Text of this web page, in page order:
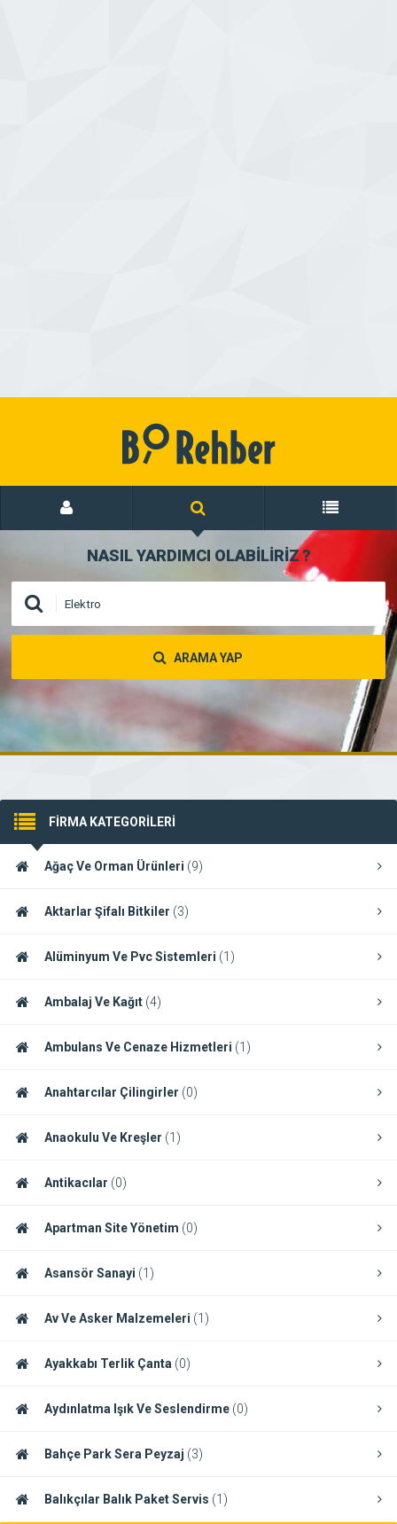
NASIL YARDIMCI OLABİLİRİZ?
ARAMA YAP
FİRMA KATEGORİLERİ
Ağaç Ve Orman Ürünleri (9)
Aktarlar Şifalı Bitkiler (3)
Alüminyum Ve Pvc Sistemleri (1)
Ambalaj Ve Kağıt (4)
Ambulans Ve Cenaze Hizmetleri (1)
Anahtarcılar Çilingirler (0)
Anaokulu Ve Kreşler (1)
Antikacılar (0)
Apartman Site Yönetim (0)
Asansör Sanayi (1)
Av Ve Asker Malzemeleri (1)
Ayakkabı Terlik Çanta (0)
Aydınlatma Işık Ve Seslendirme (0)
Bahçe Park Sera Peyzaj (3)
Balıkçılar Balık Paket Servis (1)